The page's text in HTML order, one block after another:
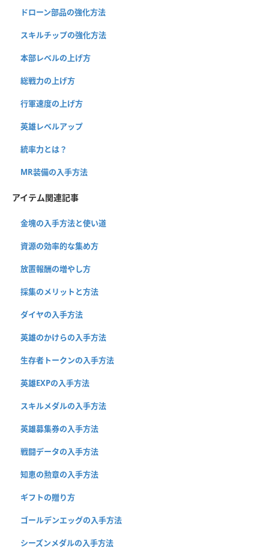
ドローン部品の強化方法
スキルチップの強化方法
本部レベルの上げ方
総戦力の上げ方
行軍速度の上げ方
英雄レベルアップ
統率力とは？
MR装備の入手方法
アイテム関連記事
金塊の入手方法と使い道
資源の効率的な集め方
放置報酬の増やし方
採集のメリットと方法
ダイヤの入手方法
英雄のかけらの入手方法
生存者トークンの入手方法
英雄EXPの入手方法
スキルメダルの入手方法
英雄募集券の入手方法
戦闘データの入手方法
知恵の勲章の入手方法
ギフトの贈り方
ゴールデンエッグの入手方法
シーズンメダルの入手方法